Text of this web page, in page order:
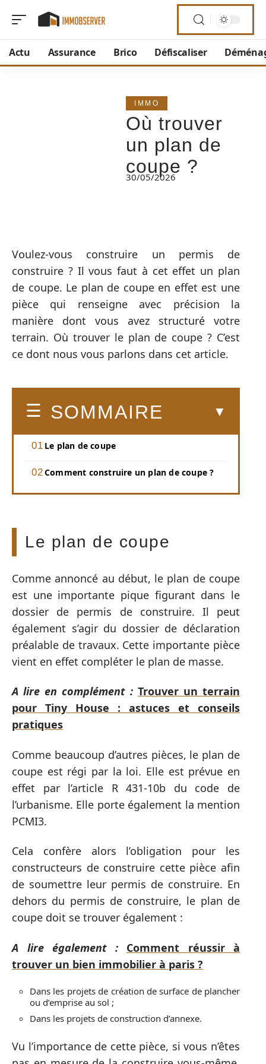
Actu Assurance Brico Défiscaliser
IMMO
Où trouver
un plan de
coupe ?
30/05/2026
Voulez-vous construire un permis de
construire ? Il vous faut à cet effet un plan
de coupe. Le plan de coupe en effet est une
pièce qui renseigne avec précision la
manière dont vous avez structuré votre
terrain. Où trouver le plan de coupe ? C’est
ce dont nous vous parlons dans cet article.
SOMMAIRE
Le plan de coupe
Comment construire un plan de coupe ?
Le plan de coupe
Comme annoncé au début, le plan de coupe
est une importante pique figurant dans le
dossier de permis de construire. Il peut
également s’agir du dossier de déclaration
préalable de travaux. Cette importante pièce
vient en effet compléter le plan de masse.
A lire en complément : Trouver un terrain
pour Tiny House : astuces et conseils
pratiques
Comme beaucoup d’autres pièces, le plan de
coupe est régi par la loi. Elle est prévue en
effet par l’article R 431-10b du code de
l’urbanisme. Elle porte également la mention
PCMI3.
Cela confère alors l’obligation pour les
constructeurs de construire cette pièce afin
de soumettre leur permis de construire. En
dehors du permis de construire, le plan de
coupe doit se trouver également :
A lire également :
Comment réussir à
trouver un bien immobilier à paris ?
Dans les projets de création de surface de plancher
ou d’emprise au sol ;
Dans les projets de construction d’annexe.
Vu l’importance de cette pièce, si vous n’êtes